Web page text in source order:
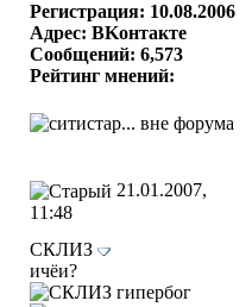
Регистрация: 10.08.2006
Адрес: BKонтактe
Сообщений: 6,573
Рейтинг мнений:
21.01.2007,
11:48
СКЛИЗ
ичёи?